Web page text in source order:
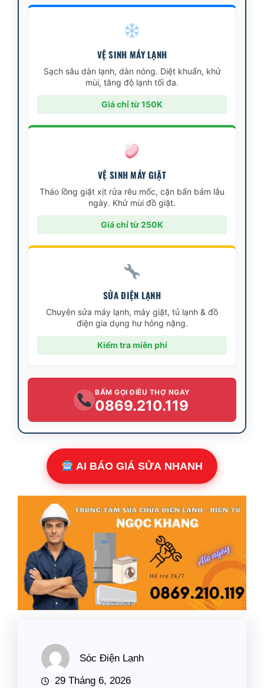
VỆ SINH MÁY LẠNH
Sạch sâu dàn lạnh, dàn nóng. Diệt khuẩn, khử
mùi, tăng độ lạnh tối đa.
Giá chỉ từ 150K
VỆ SINH MÁY GIẶT
Tháo lồng giặt xịt rửa rêu mốc, cặn bẩn bám lâu
ngày. Khử mùi đồ giặt.
Giá chỉ từ 250K
SỬA ĐIỆN LẠNH
Chuyên sửa máy lạnh, máy giặt, tủ lạnh & đồ
điện gia dụng hư hỏng nặng.
Kiểm tra miễn phí
BẤM GỌI ĐIỀU THỢ NGAY
0869.210.119
AI BÁO GIÁ SỬA NHANH
Sóc Điện Lạnh
29 Tháng 6, 2026